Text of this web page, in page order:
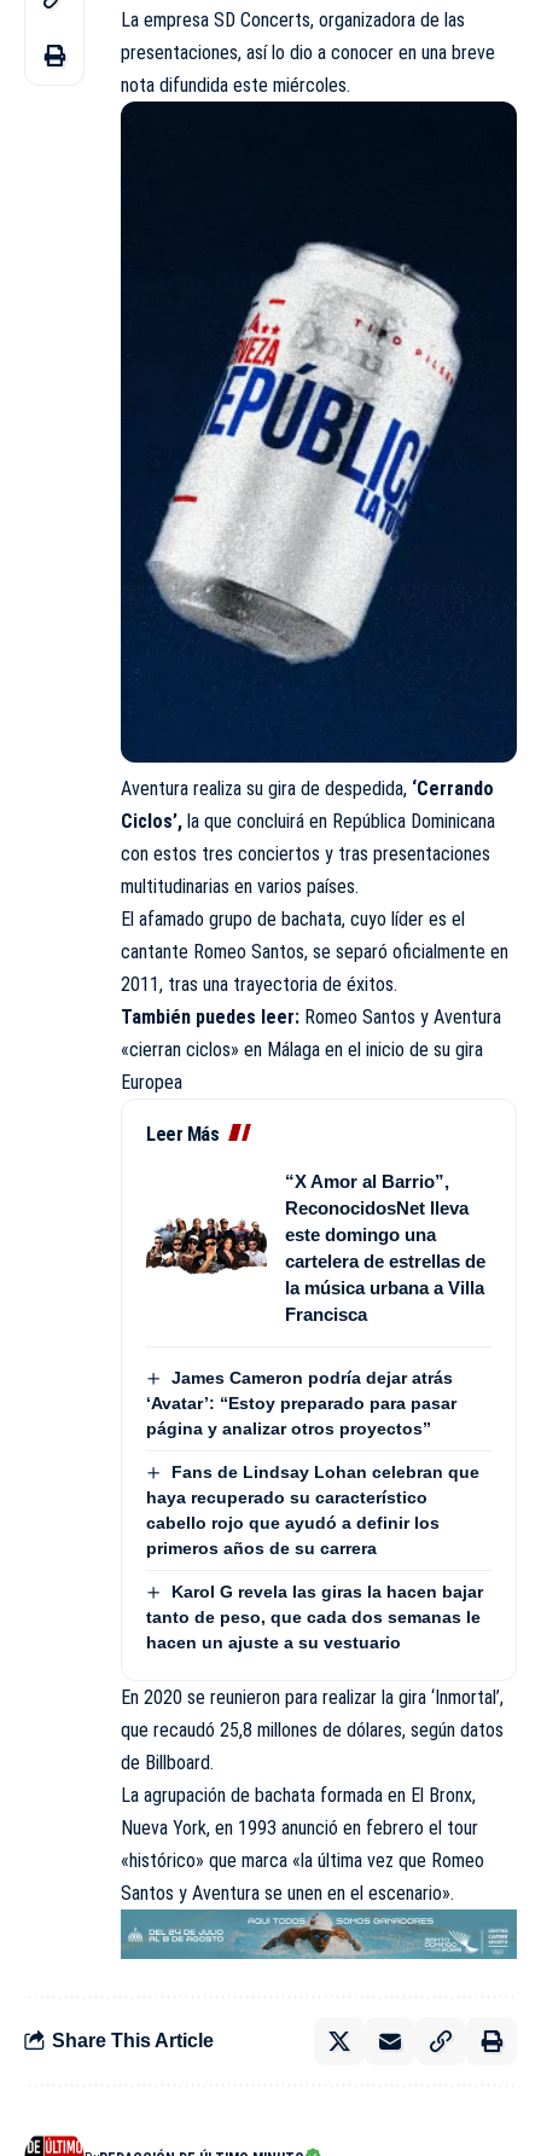
La empresa SD Concerts, organizadora de las
presentaciones, así lo dio a conocer en una breve
nota difundida este miércoles.
Aventura realiza su gira de despedida, ‘Cerrando
Ciclos’, la que concluirá en República Dominicana
con estos tres conciertos y tras presentaciones
multitudinarias en varios países.
El afamado grupo de bachata, cuyo líder es el
cantante Romeo Santos, se separó oficialmente en
2011, tras una trayectoria de éxitos.
También puedes leer: Romeo Santos y Aventura
«cierran ciclos» en Málaga en el inicio de su gira
Europea
Leer Más
“X Amor al Barrio”,
ReconocidosNet lleva
este domingo una
cartelera de estrellas de
la música urbana a Villa
Francisca
James Cameron podría dejar atrás
‘Avatar’: “Estoy preparado para pasar
página y analizar otros proyectos”
Fans de Lindsay Lohan celebran que
haya recuperado su característico
cabello rojo que ayudó a definir los
primeros años de su carrera
Karol G revela las giras la hacen bajar
tanto de peso, que cada dos semanas le
hacen un ajuste a su vestuario
En 2020 se reunieron para realizar la gira ‘Inmortal’,
que recaudó 25,8 millones de dólares, según datos
de Billboard.
La agrupación de bachata formada en El Bronx,
Nueva York, en 1993 anunció en febrero el tour
«histórico» que marca «la última vez que Romeo
Santos y Aventura se unen en el escenario».
Share This Article